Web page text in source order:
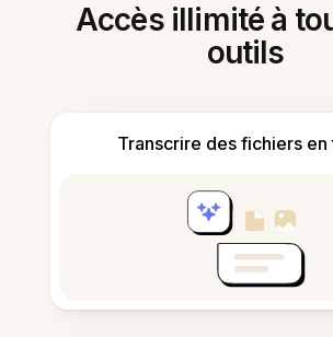
Accès illimité à
outils
Transcrire des fichiers en